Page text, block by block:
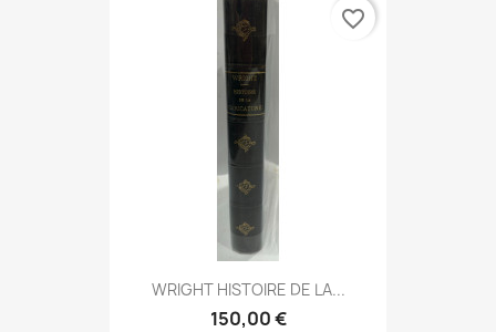
WRIGHT HISTOIRE DE LA...
150,00 €
favorite_border